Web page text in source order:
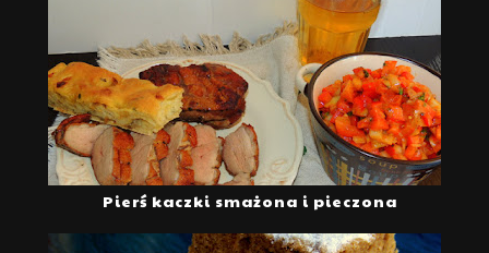
Pierś kaczki smażona i pieczona